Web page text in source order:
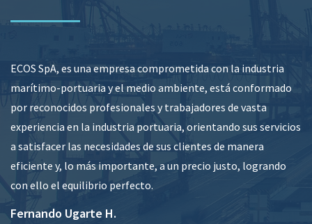
ECOS SpA, es una empresa comprometida con la industria
marítimo-portuaria y el medio ambiente, está conformado
por reconocidos profesionales y trabajadores de vasta
experiencia en la industria portuaria, orientando sus servicios
a satisfacer las necesidades de sus clientes de manera
eficiente y, lo más importante, a un precio justo, logrando
con ello el equilibrio perfecto.
Fernando Ugarte H.